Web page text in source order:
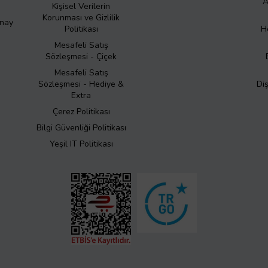
Kişisel Verilerin
Korunması ve Gizlilik
Politikası
Mesafeli Satış
Sözleşmesi - Çiçek
Mesafeli Satış
Sözleşmesi - Hediye &
Extra
Çerez Politikası
Bilgi Güvenliği Politikası
Yeşil IT Politikası